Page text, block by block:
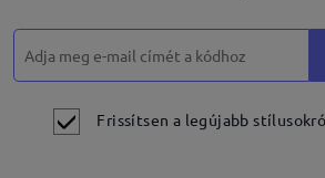
Frissítsen a legújabb